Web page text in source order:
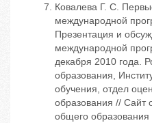
Ковалева Г. С.
международной
Презентация и
международной
декабря 2010 года.
образования,
обучения, отдел
образования // Сайт
общего